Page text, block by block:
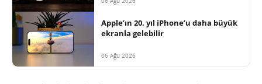
Apple’ın 20. yıl iPhone’u daha büyük
ekranla gelebilir
06 Ağu 2026